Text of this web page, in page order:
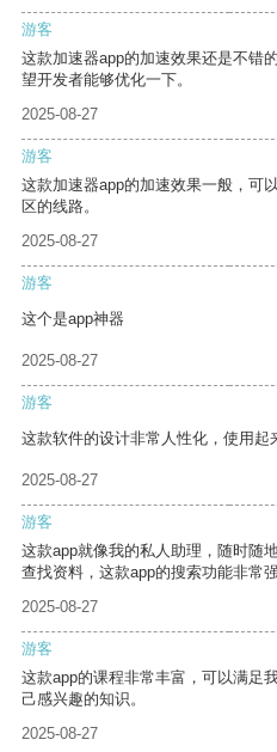
游客
这款加速器app的加速效果还是不错
望开发者能够优化一下。
2025-08-27
游客
这款加速器app的加速效果一般，可
区的线路。
2025-08-27
游客
这个是app神器
2025-08-27
游客
这款软件的设计非常人性化，使用起
2025-08-27
游客
这款app就像我的私人助理，随时随
查找资料，这款app的搜索功能非常
2025-08-27
游客
这款app的课程非常丰富，可以满足
己感兴趣的知识。
2025-08-27